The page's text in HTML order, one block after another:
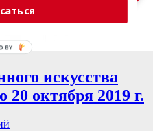
искусства
20 октября 2019 г.